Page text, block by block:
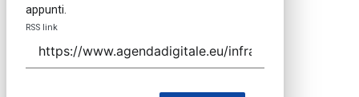
appunti.
RSS link